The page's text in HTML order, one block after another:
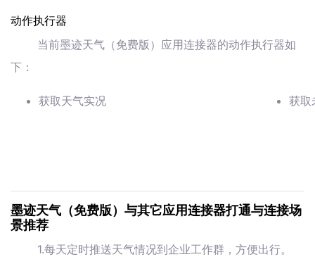
动作执行器
当前墨迹天气（免费版）应用连接器的动作执行器如
下：
获取天气实况 获取
墨迹天气（免费版）与其它应用连接器打通与连接场
景推荐
1.每天定时推送天气情况到企业工作群，方便出行。